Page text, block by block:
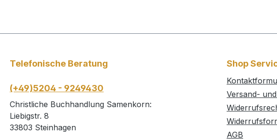
Telefonische Beratung
(+49)5204 - 9249430
Christliche Buchhandlung Samenkorn:
Liebigstr. 8
33803 Steinhagen
Shop
Versand-
AGB